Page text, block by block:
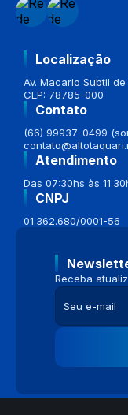
Localização
Av. Macario Subtil
CEP: 78785-000
Contato
(66) 99937-0499
Atendimento
Das 07:30hs às
CNPJ
01.362.680/0001-56
Receba